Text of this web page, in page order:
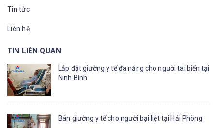
Tin tức
Liên hệ
TIN LIÊN QUAN
Lắp đặt giường y tế đa năng cho người tai biến tại
Ninh Bình
Bán giường y tế cho người bại liệt tại Hải Phòng